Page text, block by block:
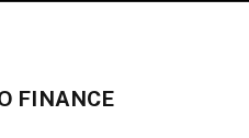
FINANCE